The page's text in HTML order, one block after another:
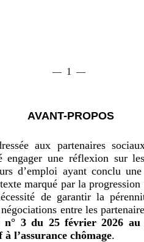
— 1 —
AVANT-PROPOS
aux partenaires
engager une réflexion sur
d’emploi ayant conclu
marqué par la
de garantir la
négociations entre les
n° 3 du 25 février 2026 au
l’assurance chômage.